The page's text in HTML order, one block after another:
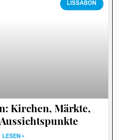
LISSABON
Kirchen, Märkte,
LESEN »